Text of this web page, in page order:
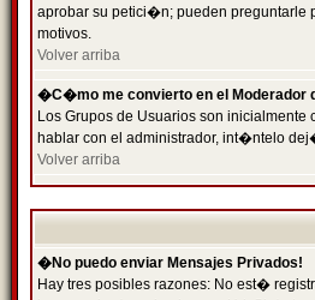
aprobar su petici�n; pueden preguntarle
motivos.
Volver arriba
�C�mo me convierto en el Moderador
Los Grupos de Usuarios son
hablar con el administrador, int�ntelo
Volver arriba
�No puedo enviar Mensajes Privados!
Hay tres posibles razones: No est�